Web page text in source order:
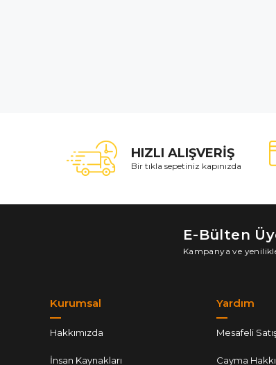
HIZLI ALIŞVERİŞ
Bir tıkla sepetiniz kapınızda
E-Bülten
Kampanya ve
Kurumsal
Hakkımızda
İnsan Kaynakları
Yardım
Mesafeli
Cayma Hakkı